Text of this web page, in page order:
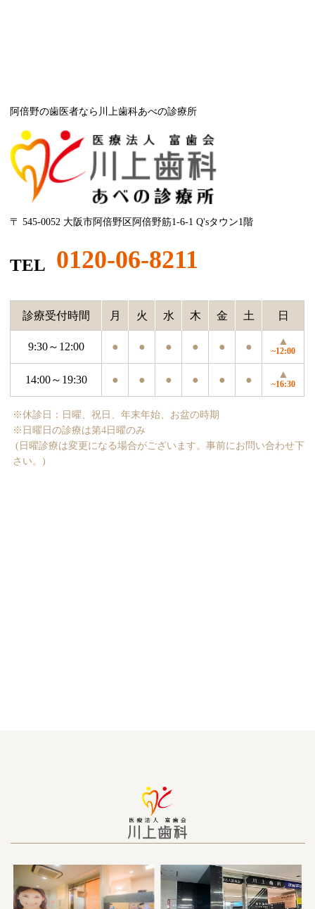
阿倍野の歯医者なら川上歯科あべの診療所
〒 545-0052 大阪市阿倍野区阿倍野筋1-6-1 Q'sタウン1階
TEL 0120-06-8211
診療受付時間 月 火 水 木 金 土 日
9:30～12:00 ● ● ● ● ● ● ▲
~12:00
14:00～19:30 ● ● ● ● ● ● ▲
~16:30
※休診日：日曜、祝日、年末年始、お盆の時期
※日曜日の診療は第4日曜のみ
(日曜診療は変更になる場合がございます。事前にお問い合わせ下
さい。)